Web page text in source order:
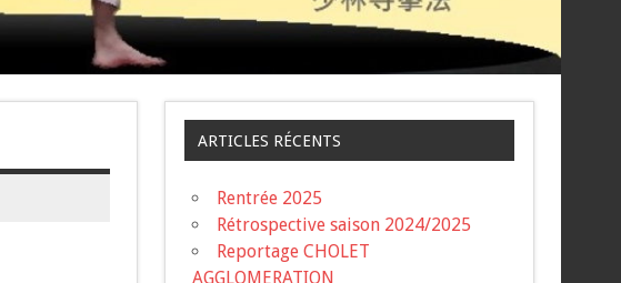
ARTICLES RÉCENTS
Rentrée 2025
Rétrospective saison 2024/2025
Reportage CHOLET
AGGLOMERATION